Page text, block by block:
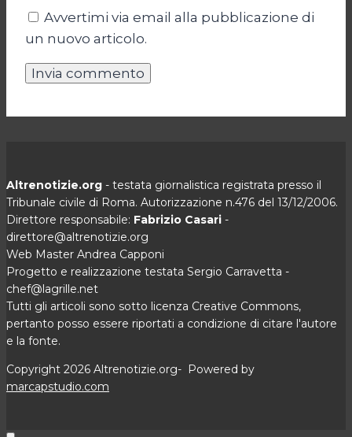
Avvertimi via email alla pubblicazione di
un nuovo articolo.
Altrenotizie.org - testata giornalistica registrata presso il
Tribunale civile di Roma. Autorizzazione n.476 del 13/12/2006.
Direttore responsabile: Fabrizio Casari -
direttore@altrenotizie.org
Web Master Andrea Capponi
Progetto e realizzazione testata Sergio Carravetta -
chef@lagrille.net
Tutti gli articoli sono sotto licenza Creative Commons,
pertanto posso essere riportati a condizione di citare l'autore
e la fonte.
Copyright 2026 Altrenotizie.org- Powered by
marcapstudio.com